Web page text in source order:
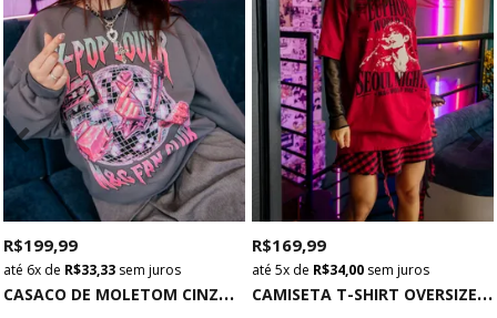
C
ASACO DE MOLETOM CINZA K-POP LOVER
R$ 199,99
6x de R$ 33,33 sem juros
C
AMISETA T-SHIRT OVERSIZED VERMELHA EUPHORIA
R$ 169,99
5x de R$ 34,00 sem juros